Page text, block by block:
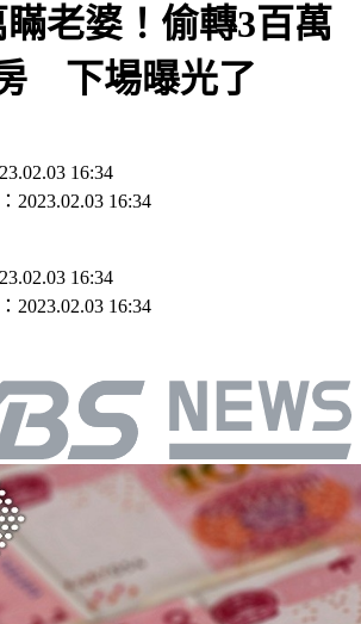
老婆！偷轉3百萬
下場曝光了
16:34
2023.02.03 16:34
16:34
2023.02.03 16:34